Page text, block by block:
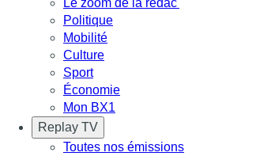
Politique
Mobilité
Culture
Sport
Économie
Mon BX1
Replay TV
Toutes nos émissions